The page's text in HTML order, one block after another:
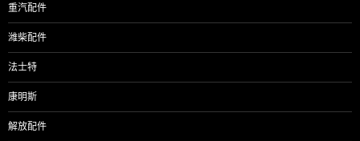
重汽配件
潍柴配件
法士特
康明斯
解放配件